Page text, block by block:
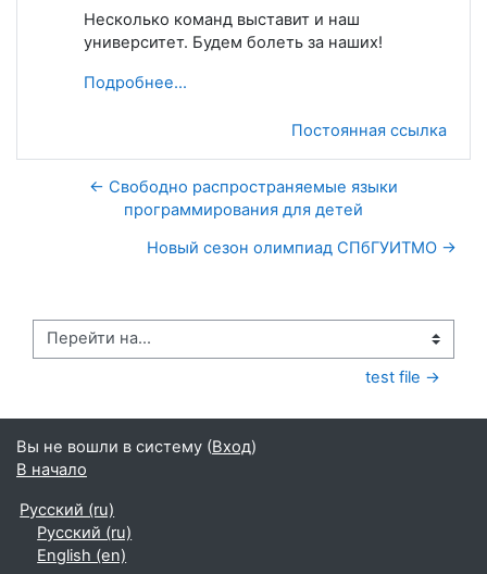
Несколько команд выставит и наш
университет. Будем болеть за наших!
Подробнее...
Постоянная ссылка
← Свободно распространяемые языки
программирования для детей
Новый сезон олимпиад СПбГУИТМО →
Перейти на...
test file →
Вы не вошли в систему (Вход)
В начало
Русский ‎(ru)‎
Русский ‎(ru)‎
English ‎(en)‎